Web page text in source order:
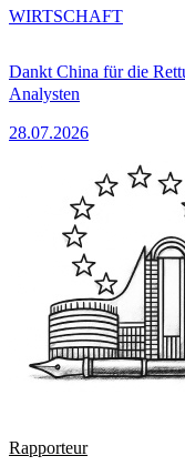
Dankt China für die
Analysten
28.07.2026
WIRTSCHAFT
Rapporteur